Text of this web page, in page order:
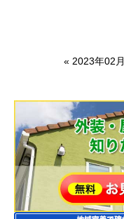
« 2023年02月